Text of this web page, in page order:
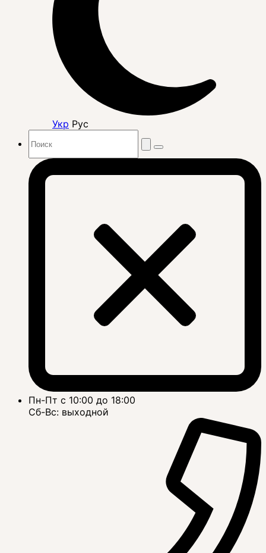
Укр Рус
Пн-Пт с 10:00 до 18:00
Сб-Вс: выходной